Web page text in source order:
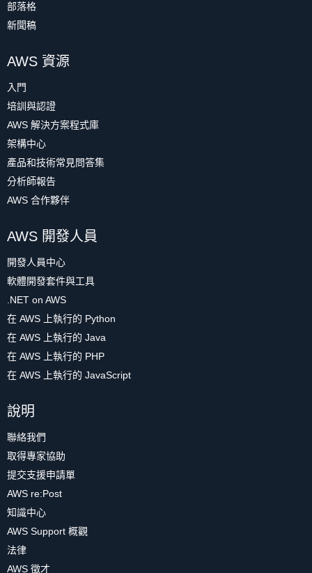
部落格
新聞稿
AWS 資源
入門
培訓與認證
AWS 解決方案程式庫
架構中心
產品和技術常見問答集
分析師報告
AWS 合作夥伴
AWS 開發人員
開發人員中心
軟體開發套件與工具
.NET on AWS
在 AWS 上執行的 Python
在 AWS 上執行的 Java
在 AWS 上執行的 PHP
在 AWS 上執行的 JavaScript
說明
聯絡我們
取得專家協助
提交支援申請單
AWS re:Post
知識中心
AWS Support 概觀
法律
AWS 徵才